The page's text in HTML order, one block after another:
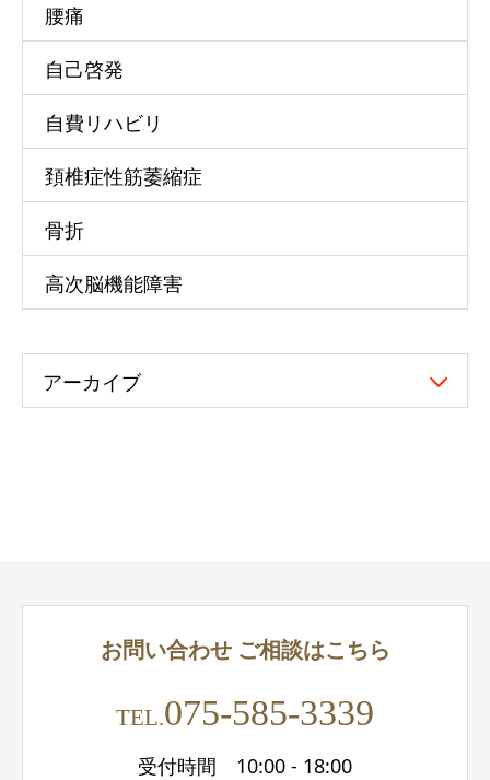
腰痛
自己啓発
自費リハビリ
頚椎症性筋萎縮症
骨折
高次脳機能障害
アーカイブ
お問い合わせご相談はこちら
TEL.075-585-3339
受付時間 10:00 - 18:00